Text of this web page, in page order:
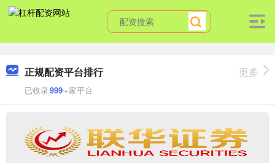
正规配资平台排行
已收录999+家平台
更多